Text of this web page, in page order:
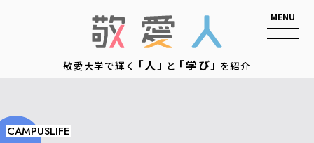
敬愛大学で輝く「人」と「学び」を紹介
CAMPUSLIFE